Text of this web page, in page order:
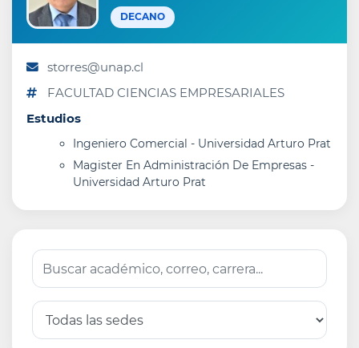
DECANO
storres@unap.cl
FACULTAD CIENCIAS EMPRESARIALES
Estudios
Ingeniero Comercial - Universidad Arturo Prat
Magister En Administración De Empresas -
Universidad Arturo Prat